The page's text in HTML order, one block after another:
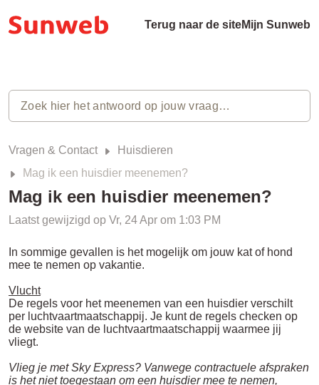
Terug naar de siteMijn Sunweb
Vragen & Contact
Huisdieren
Mag ik een huisdier meenemen?
Mag ik een huisdier meenemen?
Laatst gewijzigd op Vr, 24 Apr om 1:03 PM
In sommige gevallen is het mogelijk om jouw kat of hond
mee te nemen op vakantie.
Vlucht
De regels voor het meenemen van een huisdier verschilt
per luchtvaartmaatschappij. Je kunt de regels checken op
de website van de luchtvaartmaatschappij waarmee jij
vliegt.
Vlieg je met Sky Express? Vanwege contractuele afspraken
is het niet toegestaan om een huisdier mee te nemen,